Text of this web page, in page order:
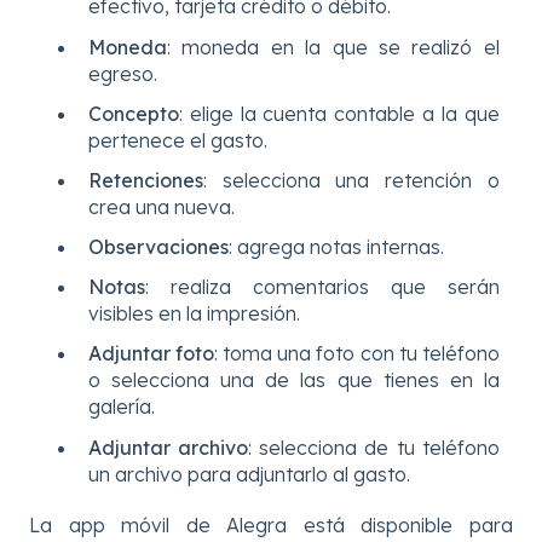
efectivo, tarjeta crédito o débito.
Moneda: moneda en la que se realizó el
egreso.
Concepto: elige la cuenta contable a la que
pertenece el gasto.
Retenciones:
selecciona una retención o
crea una nueva.
Observaciones: agrega notas internas.
Notas: realiza comentarios que serán
visibles en la impresión.
Adjuntar foto: toma una foto con tu teléfono
o selecciona una de las que tienes en la
galería.
Adjuntar archivo: selecciona de tu teléfono
un archivo para adjuntarlo al gasto.
La app móvil de Alegra está disponible para